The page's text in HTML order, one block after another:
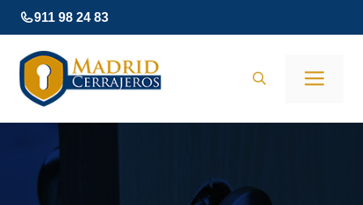
Saltar
al
contenido
911 98 24 83